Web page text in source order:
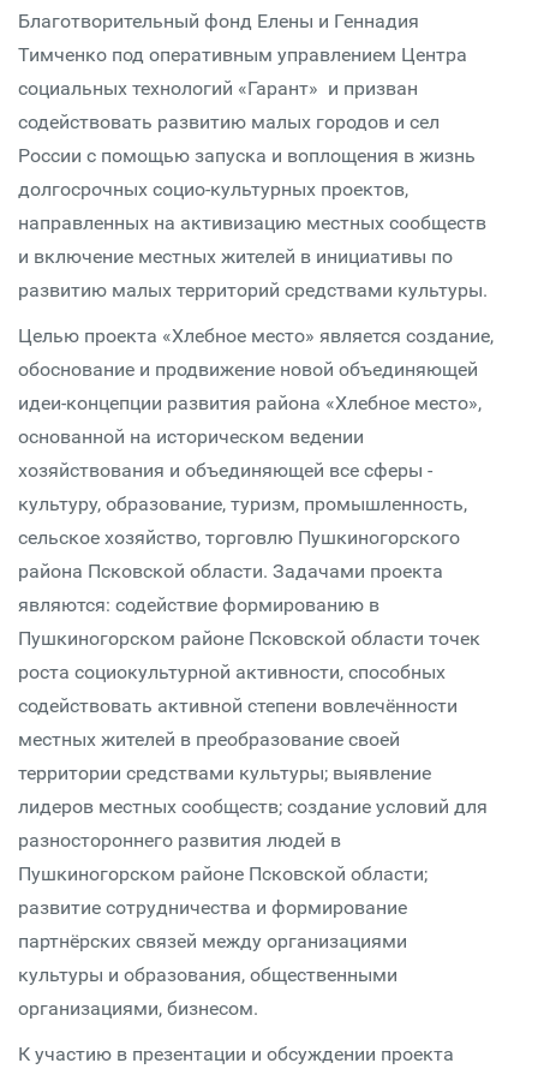
Благотворительный фонд Елены и Геннадия
Тимченко под оперативным управлением Центра
социальных технологий «Гарант» и призван
содействовать развитию малых городов и сел
России с помощью запуска и воплощения в жизнь
долгосрочных социо-культурных проектов,
направленных на активизацию местных сообществ
и включение местных жителей в инициативы по
развитию малых территорий средствами культуры.
Целью проекта «Хлебное место» является создание,
обоснование и продвижение новой объединяющей
идеи-концепции развития района «Хлебное место»,
основанной на историческом ведении
хозяйствования и объединяющей все сферы -
культуру, образование, туризм, промышленность,
сельское хозяйство, торговлю Пушкиногорского
района Псковской области. Задачами проекта
являются: содействие формированию в
Пушкиногорском районе Псковской области точек
роста социокультурной активности, способных
содействовать активной степени вовлечённости
местных жителей в преобразование своей
территории средствами культуры; выявление
лидеров местных сообществ; создание условий для
разностороннего развития людей в
Пушкиногорском районе Псковской области;
развитие сотрудничества и формирование
партнёрских связей между организациями
культуры и образования, общественными
организациями, бизнесом.
К участию в презентации и обсуждении проекта